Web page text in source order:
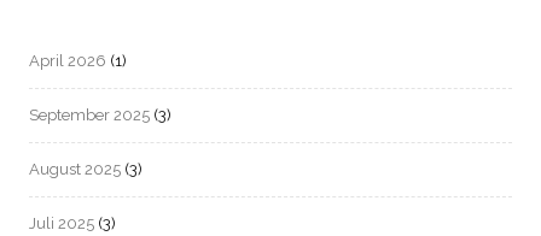
April 2026 (1)
September 2025 (3)
August 2025 (3)
Juli 2025 (3)